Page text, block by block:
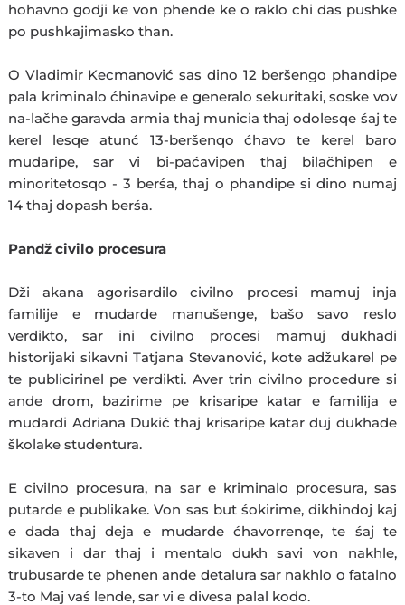
hohavno godji ke von phende ke o raklo chi das pushke
po pushkajimasko than.
O Vladimir Kecmanović sas dino 12 beršengo phandipe
pala kriminalo ćhinavipe e generalo sekuritaki, soske vov
na-lačhe garavda armia thaj municia thaj odolesqe śaj te
kerel lesqe atunć 13-beršenqo ćhavo te kerel baro
mudaripe, sar vi bi-paćavipen thaj bilačhipen e
minoritetosqo - 3 berśa, thaj o phandipe si dino numaj
14 thaj dopash berśa.
Pandž civilo procesura
Dži akana agorisardilo civilno procesi mamuj inja
familije e mudarde manušenge, bašo savo reslo
verdikto, sar ini civilno procesi mamuj dukhadi
historijaki sikavni Tatjana Stevanović, kote adžukarel pe
te publicirinel pe verdikti. Aver trin civilno procedure si
ande drom, bazirime pe krisaripe katar e familija e
mudardi Adriana Dukić thaj krisaripe katar duj dukhade
školake studentura.
E civilno procesura, na sar e kriminalo procesura, sas
putarde e publikake. Von sas but śokirime, dikhindoj kaj
e dada thaj deja e mudarde ćhavorrenqe, te śaj te
sikaven i dar thaj i mentalo dukh savi von nakhle,
trubusarde te phenen ande detalura sar nakhlo o fatalno
3-to Maj vaś lende, sar vi e divesa palal kodo.